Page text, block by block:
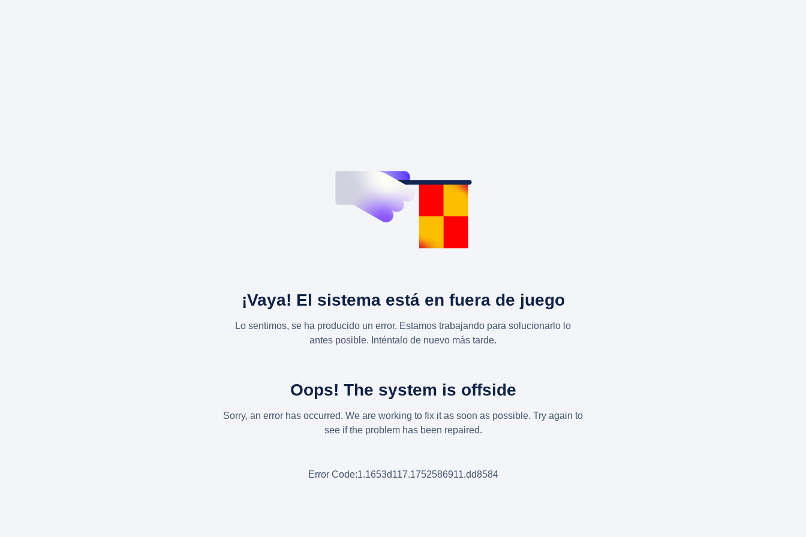
¡Vaya! El sistema está en fuera de juego
Lo sentimos, se ha producido un error. Estamos trabajando para solucionarlo lo
antes posible. Inténtalo de nuevo más tarde.
Oops! The system is offside
Sorry, an error has occurred. We are working to fix it as soon as possible. Try again to
see if the problem has been repaired.
Error Code:1.1653d117.1752586911.dd8584